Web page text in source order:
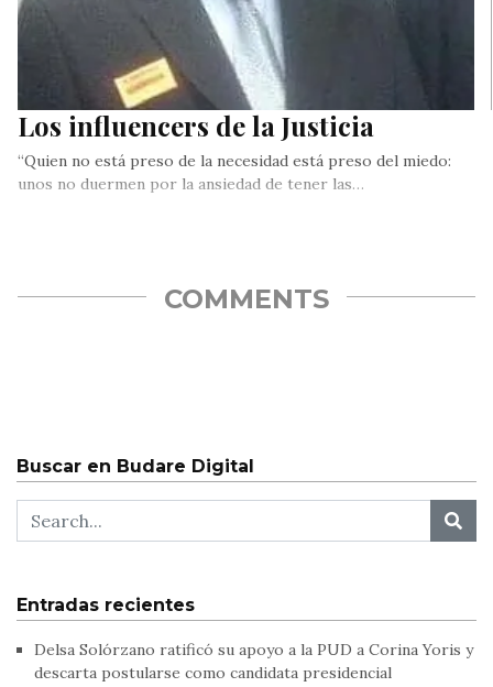
Los influencers de la Justicia
“Quien no está preso de la necesidad está preso del miedo:
unos no duermen por la ansiedad de tener las…
COMMENTS
Buscar en Budare Digital
Entradas recientes
Delsa Solórzano ratificó su apoyo a la PUD a Corina Yoris y
descarta postularse como candidata presidencial